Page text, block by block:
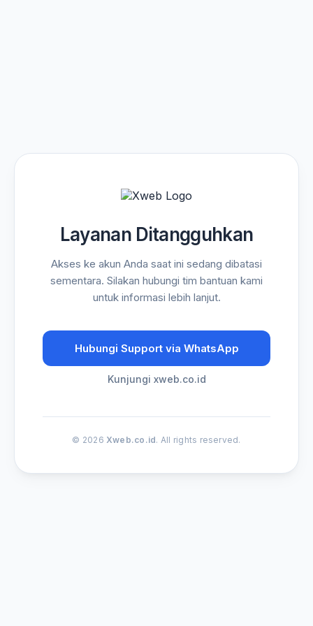
Layanan Ditangguhkan
Akses ke akun Anda saat ini sedang dibatasi
sementara. Silakan hubungi tim bantuan kami
untuk informasi lebih lanjut.
Hubungi Support via WhatsApp
Kunjungi xweb.co.id
© 2026 Xweb.co.id. All rights reserved.